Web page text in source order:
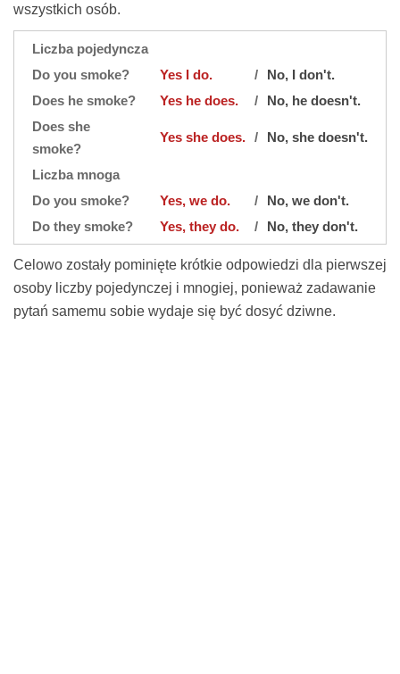
wszystkich osób.
Liczba pojedyncza
Do you smoke?
Yes I do. /
No, I don't.
Does he smoke?
Yes he does. /
No, he doesn't.
Does she
smoke?
Yes she does. / No, she doesn't.
Liczba mnoga
Do you smoke?
Yes, we do. /
No, we don't.
Do they smoke?
Yes, they do. / No, they don't.
Celowo zostały pominięte krótkie odpowiedzi dla pierwszej
osoby liczby pojedynczej i mnogiej, ponieważ zadawanie
pytań samemu sobie wydaje się być dosyć dziwne.